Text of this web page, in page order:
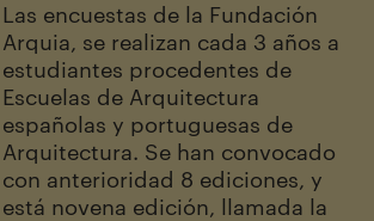
Las encuestas de la Fundación
Arquia, se realizan cada 3 años a
estudiantes procedentes de
Escuelas de Arquitectura
españolas y portuguesas de
Arquitectura. Se han convocado
con anterioridad 8 ediciones, y
está novena edición, llamada la